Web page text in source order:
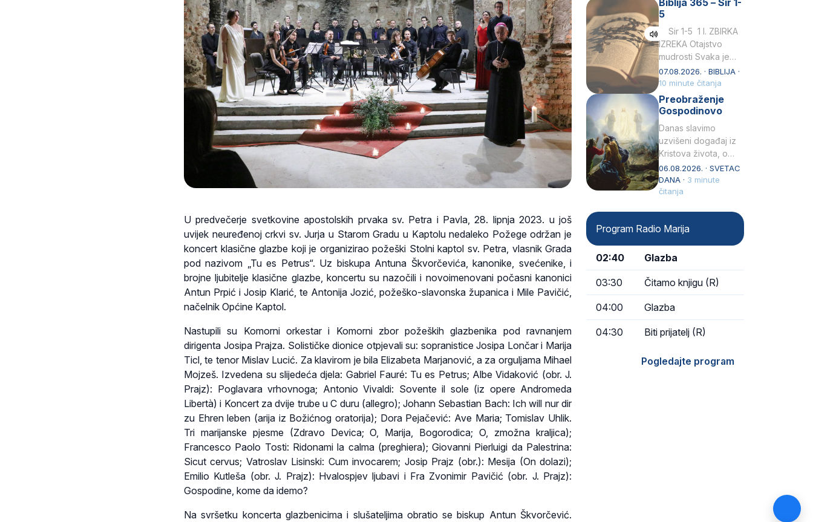
U predvečerje svetkovine apostolskih prvaka sv. Petra i Pavla, 28. lipnja 2023. u još
uvijek neuređenoj crkvi sv. Jurja u Starom Gradu u Kaptolu nedaleko Požege održan je
koncert klasične glazbe koji je organizirao požeški Stolni kaptol sv. Petra, vlasnik Grada
pod nazivom „Tu es Petrus“. Uz biskupa Antuna Škvorčevića, kanonike, svećenike, i
brojne ljubitelje klasične glazbe, koncertu su nazočili i novoimenovani počasni kanonici
Antun Prpić i Josip Klarić, te Antonija Jozić, požeško-slavonska županica i Mile Pavičić,
načelnik Općine Kaptol.
Nastupili su Komorni orkestar i Komorni zbor požeških glazbenika pod ravnanjem
dirigenta Josipa Prajza. Solističke dionice otpjevali su: sopranistice Josipa Lončar i Marija
Ticl, te tenor Mislav Lucić. Za klavirom je bila Elizabeta Marjanović, a za orguljama Mihael
Mojzeš. Izvedena su slijedeća djela: Gabriel Fauré: Tu es Petrus; Albe Vidaković (obr. J.
Prajz): Poglavara vrhovnoga; Antonio Vivaldi: Sovente il sole (iz opere Andromeda
Libertà) i Koncert za dvije trube u C duru (allegro); Johann Sebastian Bach: Ich will nur dir
zu Ehren leben (arija iz Božićnog oratorija); Dora Pejačević: Ave Maria; Tomislav Uhlik.
Tri marijanske pjesme (Zdravo Devica; O, Marija, Bogorodica; O, zmožna kraljica);
Francesco Paolo Tosti: Ridonami la calma (preghiera); Giovanni Pierluigi da Palestrina:
Sicut cervus; Vatroslav Lisinski: Cum invocarem; Josip Prajz (obr.): Mesija (On dolazi);
Emilio Kutleša (obr. J. Prajz): Hvalospjev ljubavi i Fra Zvonimir Pavičić (obr. J. Prajz):
Gospodine, kome da idemo?
Na svršetku koncerta glazbenicima i slušateljima obratio se biskup Antun Škvorčević.
rođenjem Grk.
Obnovio je odnose s
afričkim…
Biblija 365 – Sir 1-
5
Sir 1-5 1 I. ZBIRKA
IZREKA Otajstvo
mudrosti Svaka je
mudrost od Gospoda
i s njime je dovijeka.2
Tko će…
07.08.2026. · BIBLIJA ·
10 minute čitanja
Preobraženje
Gospodinovo
Danas slavimo
uzvišeni događaj iz
Kristova života, o
kojem nas izvješćuju
evanđelisti Matej,
Marko i Luka te sveti
06.08.2026. · SVETAC
DANA · 3 minute
čitanja
Program Radio Marija
02:40 Glazba
03:30 Čitamo knjigu (R)
04:00 Glazba
04:30 Biti prijatelj (R)
Pogledajte program